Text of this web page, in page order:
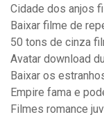
Cidade dos anjos
Baixar filme de
50 tons de cinza
Avatar download
Baixar os
Empire fama e
Filmes romance